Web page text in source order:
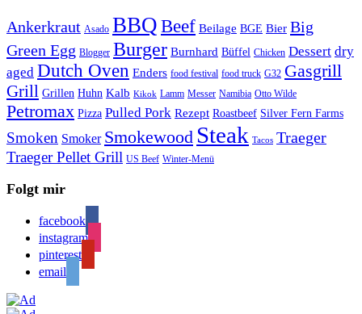
Ankerkraut Asado BBQBeef Beilage BGE Bier Big
Green Egg Blogger Burger Burnhard Büffel Chicken Dessert dry
aged Dutch Oven Enders food festival food truck G32 Gasgrill
Grill Grillen Huhn Kalb Kikok Lamm Messer Namibia Otto Wilde
Petromax Pizza Pulled Pork Rezept Roastbeef Silver Fern Farms
Smoken Smoker Smokewood Steak Tacos Traeger
Traeger Pellet Grill US Beef Winter-Menü
Folgt mir
facebook
instagram
pinterest
email